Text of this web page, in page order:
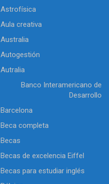
Astrofísica
Aula creativa
Australia
Autogestión
Autralia
Banco Interamericano de
Desarrollo
Barcelona
Beca completa
Becas
Becas de excelencia Eiffel
Becas para estudiar inglés